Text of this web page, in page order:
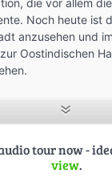
Noch heute ist
anzusehen und
Oostindischen
www.inhoorn.nl/
, Bild von
tour now -
view.